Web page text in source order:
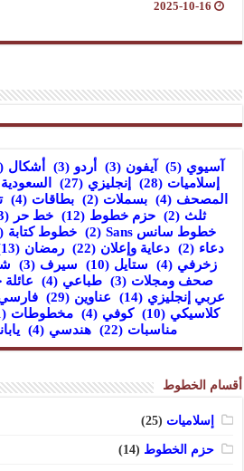
2025-10-16
آسيوي (5) آيفون (3) أردو (3) أشكال (8)
إسلاميات (28) إنجليزي (27) السعودية
المصحف (4) بسملات (2) بطاقات (4)
ثلث (2) حزم خطوط (12) خط حر (3)
خطوط سانس Sans
(2) خطوط كتابة
دعاء (2) دعاية وإعلان (22) رمضان (13)
زخرفي (4) ستايل (10) سيرف (3)
صحف ومجلات (3) طباعي (4)
عربي إنجليزي (14) عناوين (29)
كلاسيكي (10) كوفي (4) مخطوطات (31)
مناسبات (22) هندسي (4)
أقسام الخطوط
إسلاميات (25)
حزم الخطوط (14)